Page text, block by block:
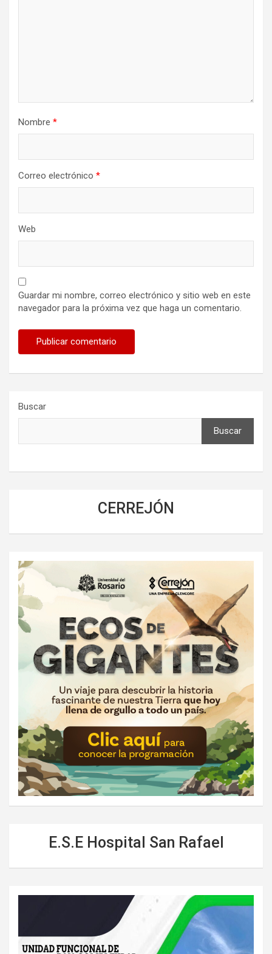
Nombre *
Correo electrónico *
Web
Guardar mi nombre, correo electrónico y sitio web en este
navegador para la próxima vez que haga un comentario.
Buscar
Buscar
CERREJÓN
E.S.E Hospital San Rafael